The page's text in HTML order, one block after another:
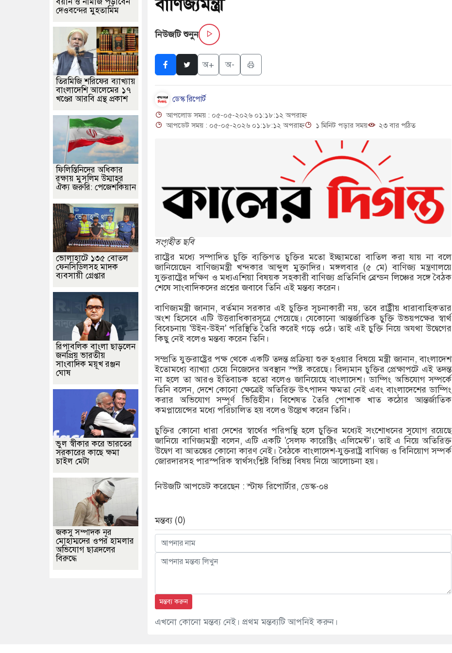
পোশাক রপ্তানিতে দ্বিতীয় স্থানে বাংলাদেশ আজ সেই ঐতিহাসিক জুলাই গণঅভ্যুত্থান দিবস
একমাত্র আসামি অবসরপ্রাপ্ত সেনাসদস্য জামিনে মুক্ত বড়পুকুরিয়া তাপবিদ্যুৎ কেন্দ্রের ইউনিট-১ এ আবারও বিদ্যুৎ উৎপাদন শুরু
কুতুবদিয়া শিপিং চ্যানেলে জালের জড়ালে মারাত্মক নৌ-ঝুঁকি রূপপুর গ্রিন সিটিতে রুশ নাগরিকদের মারামারি: নিহত ১
ভূমি অফিসের সব কর্মকর্তা-কর্মচারী বরখাস্ত শহীদ মিনারের সেই ঐতিহাসিক "এক দফা" -র ২ বছর পূর্তি
বাণিজ্যমন্ত্রী
নিউজটি শুনুন
অ+ অ-
ডেস্ক রিপোর্ট
আপলোড সময় : ০৫-০৫-২০২৬ ০১:১৮:১২ অপরাহ্ন
আপডেট সময় : ০৫-০৫-২০২৬ ০১:১৮:১২ অপরাহ্ন
১ মিনিট পড়ার সময় ২৩ বার পঠিত
সংগৃহীত ছবি
রাষ্ট্রের মধ্যে সম্পাদিত চুক্তি ব্যক্তিগত চুক্তির মতো ইচ্ছামতো বাতিল করা যায় না বলে
জানিয়েছেন বাণিজ্যমন্ত্রী খন্দকার আব্দুল মুক্তাদির। মঙ্গলবার (৫ মে) বাণিজ্য মন্ত্রণালয়ে
যুক্তরাষ্ট্রের দক্ষিণ ও মধ্যএশিয়া বিষয়ক সহকারী বাণিজ্য প্রতিনিধি ব্রেন্ডন লিঞ্চের সঙ্গে বৈঠক
শেষে সাংবাদিকদের প্রশ্নের জবাবে তিনি এই মন্তব্য করেন।
বাণিজ্যমন্ত্রী জানান, বর্তমান সরকার এই চুক্তির সূচনাকারী নয়, তবে রাষ্ট্রীয় ধারাবাহিকতার
অংশ হিসেবে এটি উত্তরাধিকারসূত্রে পেয়েছে। যেকোনো আন্তর্জাতিক চুক্তি উভয়পক্ষের স্বার্থ
বিবেচনায় 'উইন-উইন' পরিস্থিতি তৈরি করেই গড়ে ওঠে। তাই এই চুক্তি নিয়ে অযথা উদ্বেগের
কিছু নেই বলেও মন্তব্য করেন তিনি।
সম্প্রতি যুক্তরাষ্ট্রের পক্ষ থেকে একটি তদন্ত প্রক্রিয়া শুরু হওয়ার বিষয়ে মন্ত্রী জানান, বাংলাদেশ
ইতোমধ্যে ব্যাখ্যা চেয়ে নিজেদের অবস্থান স্পষ্ট করেছে। বিদ্যমান চুক্তির প্রেক্ষাপটে এই তদন্ত
না হলে তা আরও ইতিবাচক হতো বলেও জানিয়েছে বাংলাদেশ। ডাম্পিং অভিযোগ সম্পর্কে
তিনি বলেন, দেশে কোনো ক্ষেত্রেই অতিরিক্ত উৎপাদন ক্ষমতা নেই এবং বাংলাদেশের ডাম্পিং
করার অভিযোগ সম্পূর্ণ ভিত্তিহীন। বিশেষত তৈরি পোশাক খাত কঠোর আন্তর্জাতিক
কমপ্লায়েন্সের মধ্যে পরিচালিত হয় বলেও উল্লেখ করেন তিনি।
চুক্তির কোনো ধারা দেশের স্বার্থের পরিপন্থি হলে চুক্তির মধ্যেই সংশোধনের সুযোগ রয়েছে
জানিয়ে বাণিজ্যমন্ত্রী বলেন, এটি একটি 'সেলফ কারেক্টিং এলিমেন্ট'। তাই এ নিয়ে অতিরিক্ত
উদ্বেগ বা আতঙ্কের কোনো কারণ নেই। বৈঠকে বাংলাদেশ-যুক্তরাষ্ট্র বাণিজ্য ও বিনিয়োগ সম্পর্ক
জোরদারসহ পারস্পরিক স্বার্থসংশ্লিষ্ট বিভিন্ন বিষয় নিয়ে আলোচনা হয়।
নিউজটি আপডেট করেছেন : স্টাফ রিপোর্টার, ডেস্ক-০৪
মন্তব্য (0)
মন্তব্য করুন
এখনো কোনো মন্তব্য নেই। প্রথম মন্তব্যটি আপনিই করুন।
দেওবন্দের মুহতামিম
তিরমিজি শরিফের ব্যাখ্যায়
বাংলাদেশি আলেমের ১৭
খণ্ডের আরবি গ্রন্থ প্রকাশ
ফিলিস্তিনিদের অধিকার
রক্ষায় মুসলিম উম্মাহর
ঐক্য জরুরি: পেজেশকিয়ান
ভোলাহাটে ১৩৫ বোতল
ফেনসিডিলসহ মাদক
ব্যবসায়ী গ্রেপ্তার
রিপাবলিক বাংলা ছাড়লেন
জনপ্রিয় ভারতীয়
সাংবাদিক ময়ূখ রঞ্জন
ঘোষ
ভুল স্বীকার করে ভারতের
সরকারের কাছে ক্ষমা
চাইল মেটা
জকসু সম্পাদক নূর
মোহাম্মদের ওপর হামলার
অভিযোগ ছাত্রদলের
বিরুদ্ধে